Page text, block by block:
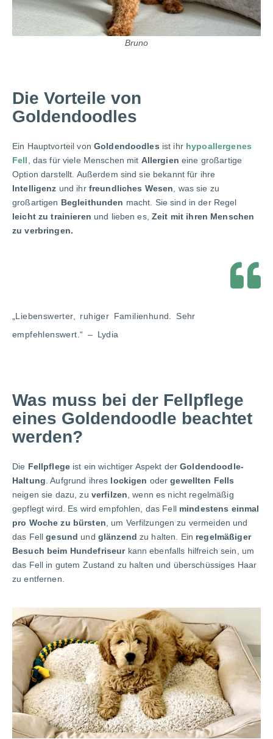
Bruno
Die Vorteile von
Goldendoodles
Ein Hauptvorteil von Goldendoodles ist ihr hypoallergenes
Fell , das für viele Menschen mit Allergien eine großartige
Option darstellt. Außerdem sind sie bekannt für ihre
Intelligenz und ihr freundliches Wesen , was sie zu
großartigen Begleithunden macht. Sie sind in der Regel
leicht zu trainieren und lieben es,Zeit mit ihren Menschen
zu verbringen.
„Liebenswerter, ruhiger Familienhund. Sehr
empfehlenswert.“​ – Lydia
Was muss bei der Fellpflege
eines Goldendoodle beachtet
werden?
Die Fellpflegeist ein wichtiger Aspekt derGoldendoodle-
Haltung . Aufgrund ihres lockigen odergewellten Fells
neigen sie dazu, zu verfilzen , wenn es nicht regelmäßig
gepflegt wird. Es wird empfohlen, das Fell mindestens einmal
pro Woche zu bürsten , um Verfilzungen zu vermeiden und
das Fellgesund und glänzend zu halten. Ein regelmäßiger
Besuch beim Hundefriseurkann ebenfalls hilfreich sein, um
das Fell in gutem Zustand zu halten und überschüssiges Haar
zu entfernen.